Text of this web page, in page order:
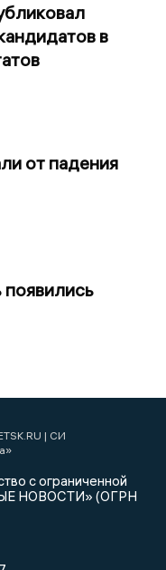
в
от падения
| СИ
с ограниченной
НОВОСТИ» (ОГРН